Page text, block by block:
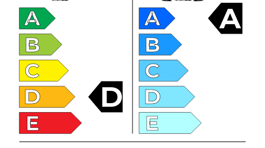
A
B
C
D
E
D
A
B
C
D
E
A